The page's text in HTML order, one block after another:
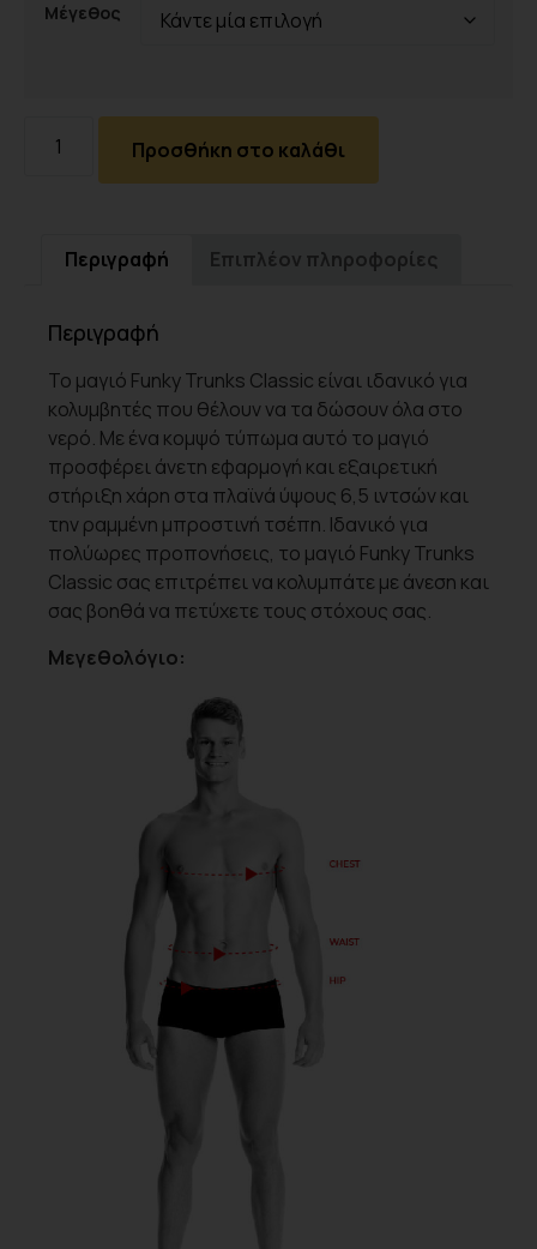
Μέγεθος
Προσθήκη στο καλάθι
Περιγραφή Επιπλέον πληροφορίες
Περιγραφή
Το μαγιό Funky Trunks Classic είναι ιδανικό για
κολυμβητές που θέλουν να τα δώσουν όλα στο
νερό. Με ένα κομψό τύπωμα αυτό το μαγιό
προσφέρει άνετη εφαρμογή και εξαιρετική
στήριξη χάρη στα πλαϊνά ύψους 6,5 ιντσών και
την ραμμένη μπροστινή τσέπη. Ιδανικό για
πολύωρες προπονήσεις, το μαγιό Funky Trunks
Classic σας επιτρέπει να κολυμπάτε με άνεση και
σας βοηθά να πετύχετε τους στόχους σας.
Μεγεθολόγιο: